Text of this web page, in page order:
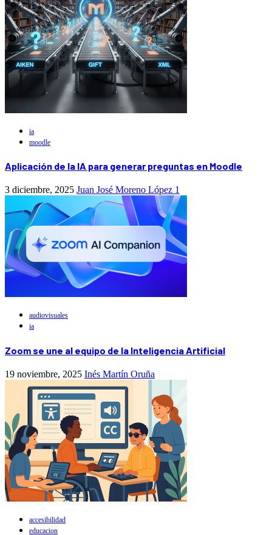
ia
moodle
Aplicación de la IA para generar preguntas en Moodle
3 diciembre, 2025 Juan José Moreno López 1
audiovisuales
ia
Zoom se une al equipo de la Inteligencia Artificial
19 noviembre, 2025 Inés Martín Oruña
accesibilidad
educacion